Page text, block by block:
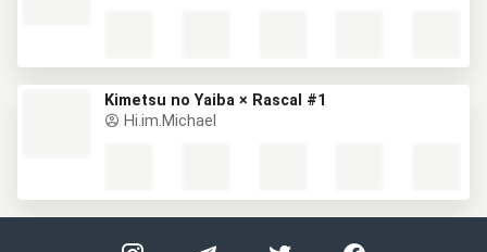
Kimetsu no Yaiba × Rascal #1
Hi.im.Michael